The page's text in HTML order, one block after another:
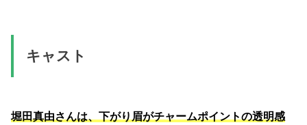
キャスト
堀田真由さんは、下がり眉がチャームポイントの透明感